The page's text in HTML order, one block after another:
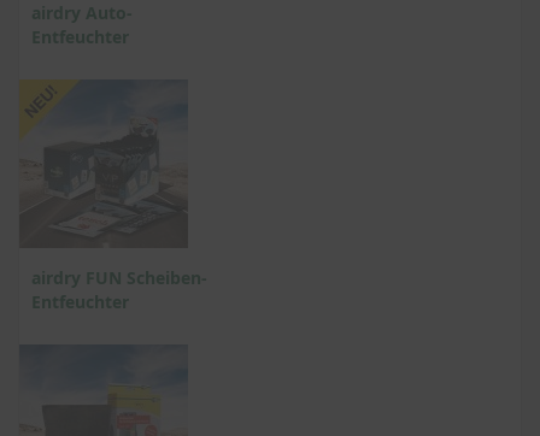
airdry Auto-
Entfeuchter
airdry FUN Scheiben-
Entfeuchter